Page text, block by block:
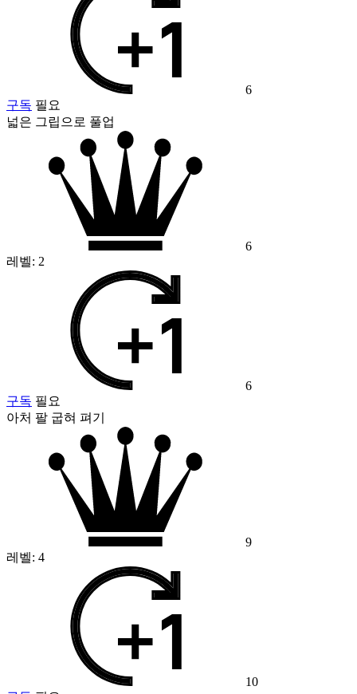
6
구독 필요
넓은 그립으로 풀업
6
레벨: 2
6
구독 필요
아처 팔 굽혀 펴기
9
레벨: 4
10